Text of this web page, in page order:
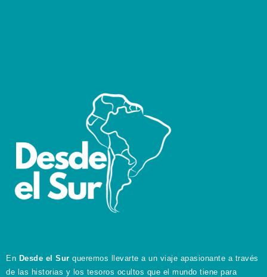
En Desde el Sur queremos llevarte a un viaje apasionante a través
de las historias y los tesoros ocultos que el mundo tiene para